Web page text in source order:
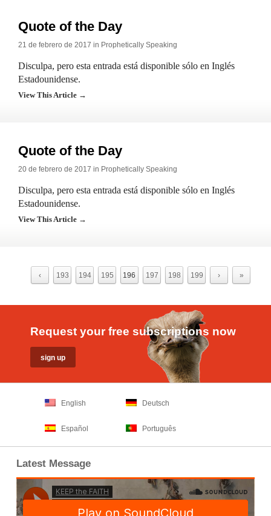
Quote of the Day
21 de febrero de 2017 in Prophetically Speaking
Disculpa, pero esta entrada está disponible sólo en Inglés
Estadounidense.
View This Article →
Quote of the Day
20 de febrero de 2017 in Prophetically Speaking
Disculpa, pero esta entrada está disponible sólo en Inglés
Estadounidense.
View This Article →
‹ 193 194 195 196 197 198 199 › »
Request your free subscriptions now
English Deutsch
Español Português
Latest Message